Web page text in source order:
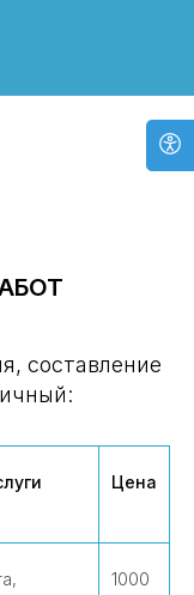
составление
Цена
1000